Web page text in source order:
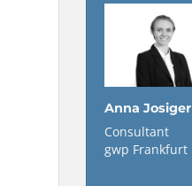
Anna Josiger
Consultant
gwp Frankfurt